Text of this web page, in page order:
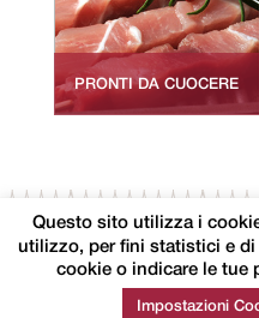
PRONTI DA CUOCERE
Contatti Privacy Policy
Questo sito utilizza i
utilizzo, per fini statistici e
cookie o indicare le tue
Impostazioni